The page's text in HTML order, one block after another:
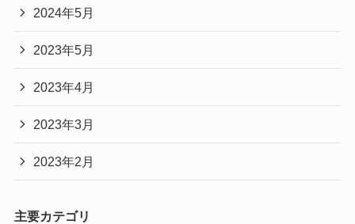
2024年5月
2023年5月
2023年4月
2023年3月
2023年2月
主要カテゴリ